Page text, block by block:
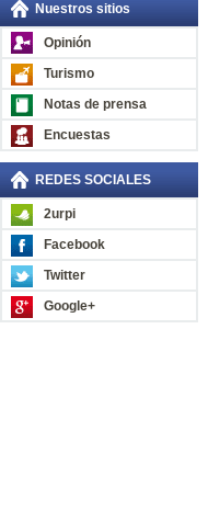
Nuestros sitios
Opinión
Turismo
Notas de prensa
Encuestas
REDES SOCIALES
2urpi
Facebook
Twitter
Google+